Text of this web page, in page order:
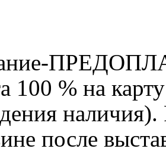
100 % на
наличия).
после